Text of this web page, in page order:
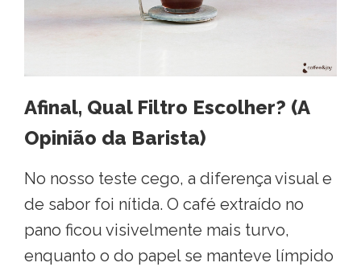
Afinal, Qual Filtro Escolher? (A
Opinião da Barista)
No nosso teste cego, a diferença visual e
de sabor foi nítida. O café extraído no
pano ficou visivelmente mais turvo,
enquanto o do papel se manteve límpido